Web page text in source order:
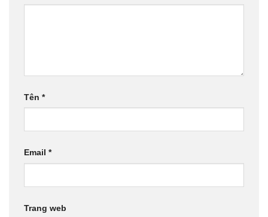
Tên *
Email *
Trang web